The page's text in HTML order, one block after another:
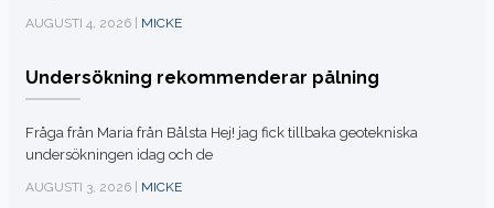
AUGUSTI 4, 2026 | MICKE
Undersökning rekommenderar pålning
Fråga från Maria från Bålsta Hej! jag fick tillbaka geotekniska
undersökningen idag och de
AUGUSTI 3, 2026 | MICKE